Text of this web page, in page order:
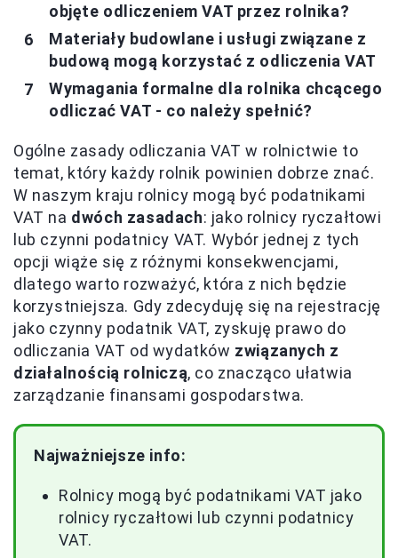
objęte odliczeniem VAT przez rolnika?
Materiały budowlane i usługi związane z
budową mogą korzystać z odliczenia VAT
Wymagania formalne dla rolnika chcącego
odliczać VAT - co należy spełnić?
Ogólne zasady odliczania VAT w rolnictwie to
temat, który każdy rolnik powinien dobrze znać.
W naszym kraju rolnicy mogą być podatnikami
VAT na dwóch zasadach: jako rolnicy ryczałtowi
lub czynni podatnicy VAT. Wybór jednej z tych
opcji wiąże się z różnymi konsekwencjami,
dlatego warto rozważyć, która z nich będzie
korzystniejsza. Gdy zdecyduję się na rejestrację
jako czynny podatnik VAT, zyskuję prawo do
odliczania VAT od wydatków związanych z
działalnością rolniczą, co znacząco ułatwia
zarządzanie finansami gospodarstwa.
Najważniejsze info:
Rolnicy mogą być podatnikami VAT jako
rolnicy ryczałtowi lub czynni podatnicy
VAT.